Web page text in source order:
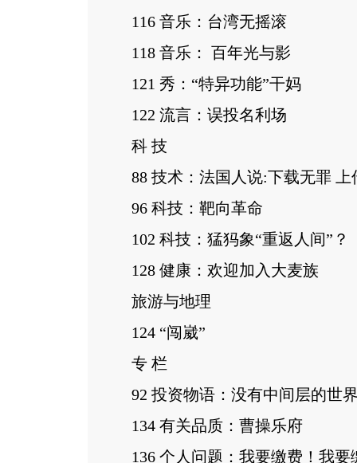
116 音乐：台湾无摇滚
118 音乐： 百年光与影
121 秀：“特异功能”干妈
122 流言：误投名利场
科 技
88 技术：法国人说:下载无罪 上
96 科技：靶向革命
102 科技：猛犸象“重返人间”？
128 健康：欢迎加入大麦族
旅游与地理
124 “闯崴”
专 栏
92 投资物语：没有中间层的世
134 有关品质：曹操乐府
136 个人问题：我要缴费！我要